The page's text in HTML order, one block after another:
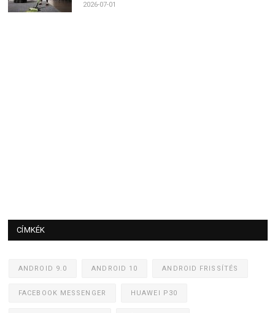
2026-07-01
CÍMKÉK
ANDROID 9.0 ANDROID 10 ANDROID FRISSÍTÉS
FACEBOOK MESSENGER HUAWEI P30